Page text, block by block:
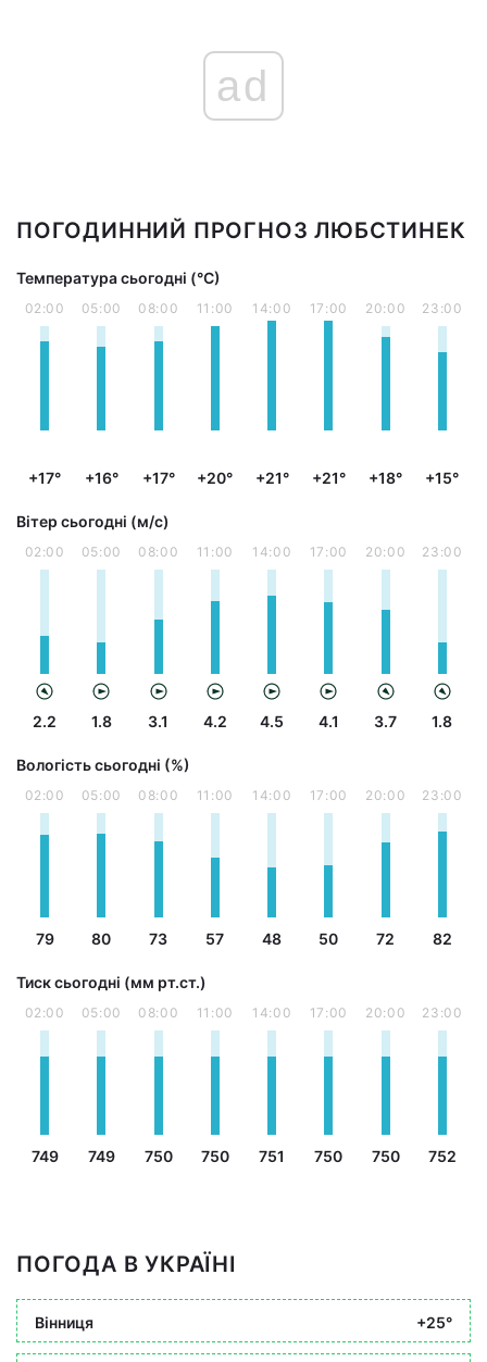
ad
ПОГОДИННИЙ ПРОГНОЗ ЛЮБСТИНЕК
Температура сьогодні (°С)
02:00
+17°
05:00
+16°
08:00
+17°
11:00
+20°
14:00
+21°
17:00
+21°
20:00
+18°
23:00
+15°
Вітер сьогодні (м/с)
02:00
2.2
05:00
1.8
08:00
3.1
11:00
4.2
14:00
4.5
17:00
4.1
20:00
3.7
23:00
1.8
Вологість сьогодні (%)
02:00
79
05:00
80
08:00
73
11:00
57
14:00
48
17:00
50
20:00
72
23:00
82
Тиск сьогодні (мм рт.ст.)
02:00
749
05:00
749
08:00
750
11:00
750
14:00
751
17:00
750
20:00
750
23:00
752
ПОГОДА В УКРАЇНІ
Вінниця +25°